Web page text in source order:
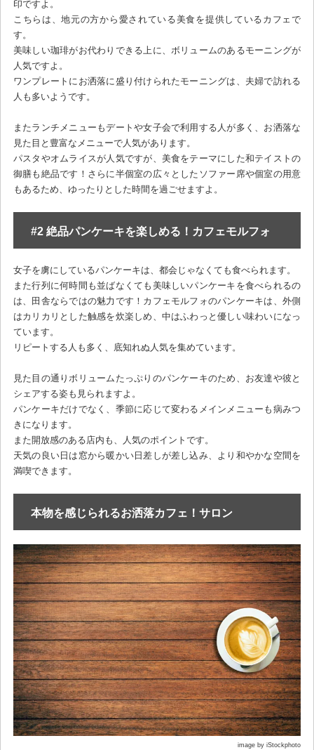
印ですよ。
こちらは、地元の方から愛されている美食を提供しているカフェで
す。
美味しい珈琲がお代わりできる上に、ボリュームのあるモーニングが
人気ですよ。
ワンプレートにお洒落に盛り付けられたモーニングは、夫婦で訪れる
人も多いようです。
またランチメニューもデートや女子会で利用する人が多く、お洒落な
見た目と豊富なメニューで人気があります。
パスタやオムライスが人気ですが、美食をテーマにした和テイストの
御膳も絶品です！さらに半個室の広々としたソファー席や個室の用意
もあるため、ゆったりとした時間を過ごせますよ。
#2 絶品パンケーキを楽しめる！カフェモルフォ
女子を虜にしているパンケーキは、都会じゃなくても食べられます。
また行列に何時間も並ばなくても美味しいパンケーキを食べられるの
は、田舎ならではの魅力です！カフェモルフォのパンケーキは、外側
はカリカリとした触感を炊楽しめ、中はふわっと優しい味わいになっ
ています。
リピートする人も多く、底知れぬ人気を集めています。
見た目の通りボリュームたっぷりのパンケーキのため、お友達や彼と
シェアする姿も見られますよ。
パンケーキだけでなく、季節に応じて変わるメインメニューも病みつ
きになります。
また開放感のある店内も、人気のポイントです。
天気の良い日は窓から暖かい日差しが差し込み、より和やかな空間を
満喫できます。
本物を感じられるお洒落カフェ！サロン
image by iStockphoto